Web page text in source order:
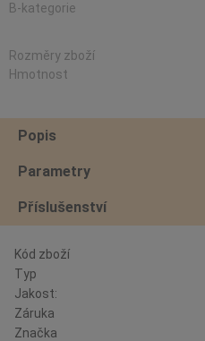
B-kategorie
Rozměry zboží
Hmotnost
Popis
Parametry
Příslušenství
Kód zboží
Typ
Jakost:
Záruka
Značka